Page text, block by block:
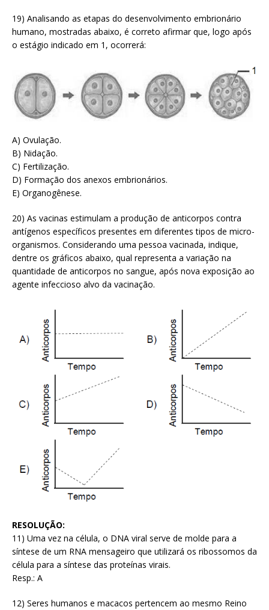
19) Analisando as etapas do desenvolvimento embrionário
humano, mostradas abaixo, é correto afirmar que, logo após
o estágio indicado em 1, ocorrerá:
A) Ovulação.
B) Nidação.
C) Fertilização.
D) Formação dos anexos embrionários.
E) Organogênese.
20) As vacinas estimulam a produção de anticorpos contra
antígenos específicos presentes em diferentes tipos de micro-
organismos. Considerando uma pessoa vacinada, indique,
dentre os gráficos abaixo, qual representa a variação na
quantidade de anticorpos no sangue, após nova exposição ao
agente infeccioso alvo da vacinação.
RESOLUÇÃO:
11) Uma vez na célula, o DNA viral serve de molde para a
síntese de um RNA mensageiro que utilizará os ribossomos da
célula para a síntese das proteínas virais.
Resp.: A
12) Seres humanos e macacos pertencem ao mesmo Reino